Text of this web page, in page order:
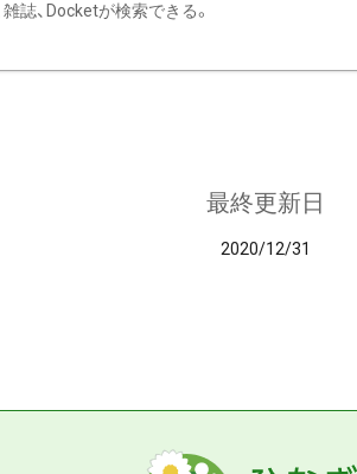
雑誌、Docketが検索できる。
最終更新日
2020/12/31